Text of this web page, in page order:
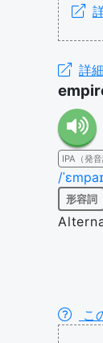
詳細
IPA（発音
/
形容詞
こ